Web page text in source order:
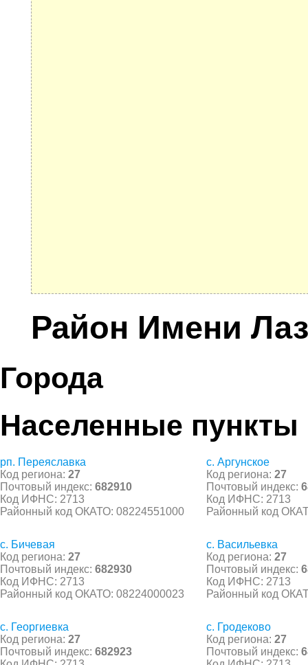
Район Имени
Города
Населенные пункты
рп. Переяславка
Код региона: 27
Почтовый индекс: 682910
Код ИФНС: 2713
Районный код ОКАТО: 08224551000
с. Аргунское
Код региона: 27
Почтовый индекс:
Код ИФНС: 2713
Районный код
с. Бичевая
Код региона: 27
Почтовый индекс: 682930
Код ИФНС: 2713
Районный код ОКАТО: 08224000023
с. Васильевка
Код региона: 27
Почтовый индекс:
Код ИФНС: 2713
Районный код
с. Георгиевка
Код региона: 27
Почтовый индекс: 682923
с. Гродеково
Код региона: 27
Почтовый индекс: